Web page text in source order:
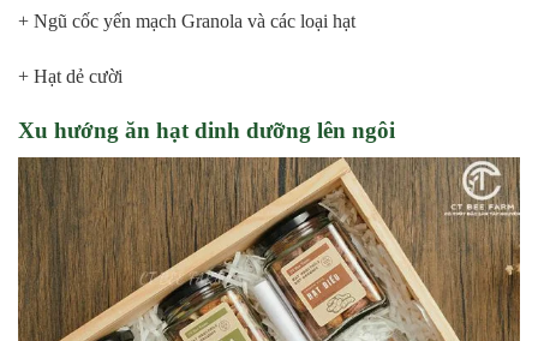
+ Ngũ cốc yến mạch Granola và các loại hạt
+ Hạt dẻ cười
Xu hướng ăn hạt dinh dưỡng lên ngôi